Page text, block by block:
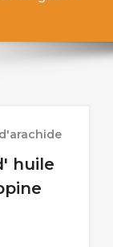
huile